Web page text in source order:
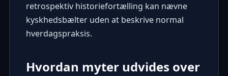
retrospektiv historiefortælling kan nævne
kyskhedsbælter uden at beskrive normal
hverdagspraksis.
Hvordan myter udvides over